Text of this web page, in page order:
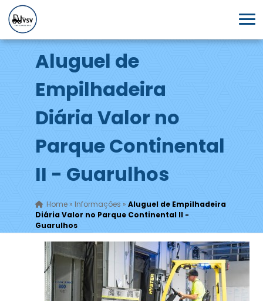
Aluguel de
Empilhadeira
Diária Valor no
Parque Continental
II - Guarulhos
Home» Informações » Aluguel de Empilhadeira
Diária Valor no Parque Continental II -
Guarulhos